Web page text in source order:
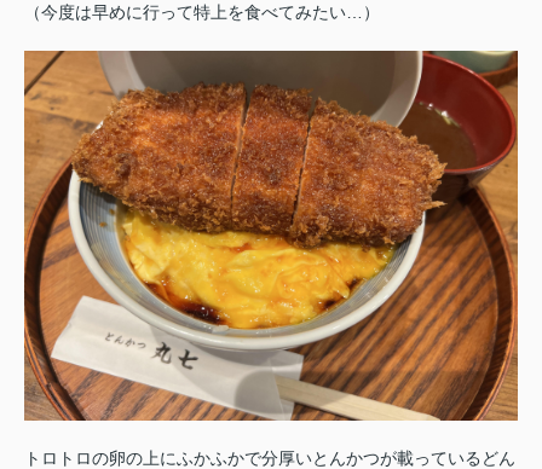
（今度は早めに行って特上を食べてみたい…）
トロトロの卵の上にふかふかで分厚いとんかつが載っているどん